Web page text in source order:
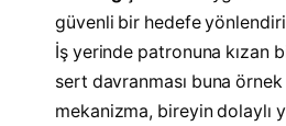
güvenli bir hedefe
İş yerinde patronuna kızan
sert davranması buna
mekanizma, bireyin dolaylı